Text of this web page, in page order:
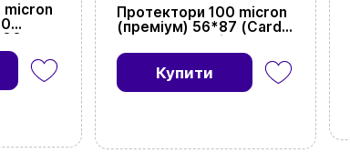
micron
Протектори 100 micron
(преміум) 56*87 (Cards
Sleeves 100 micron
(premium) 56*87)
Купити